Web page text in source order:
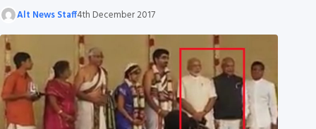
Alt News Staff4th December 2017